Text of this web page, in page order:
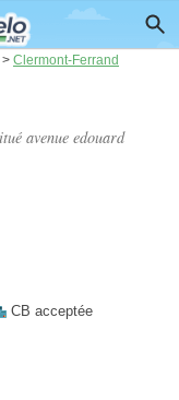
> Clermont-Ferrand
avenue edouard
CB acceptée